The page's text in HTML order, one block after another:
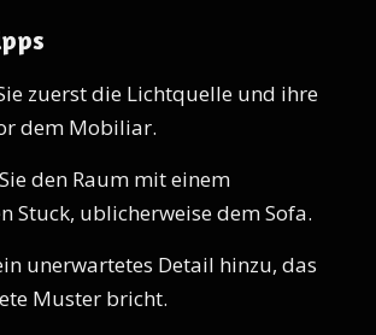
zuerst die Lichtquelle und ihre
dem Mobiliar.
den Raum mit einem
Stuck, ublicherweise dem Sofa.
unerwartetes Detail hinzu, das
Muster bricht.